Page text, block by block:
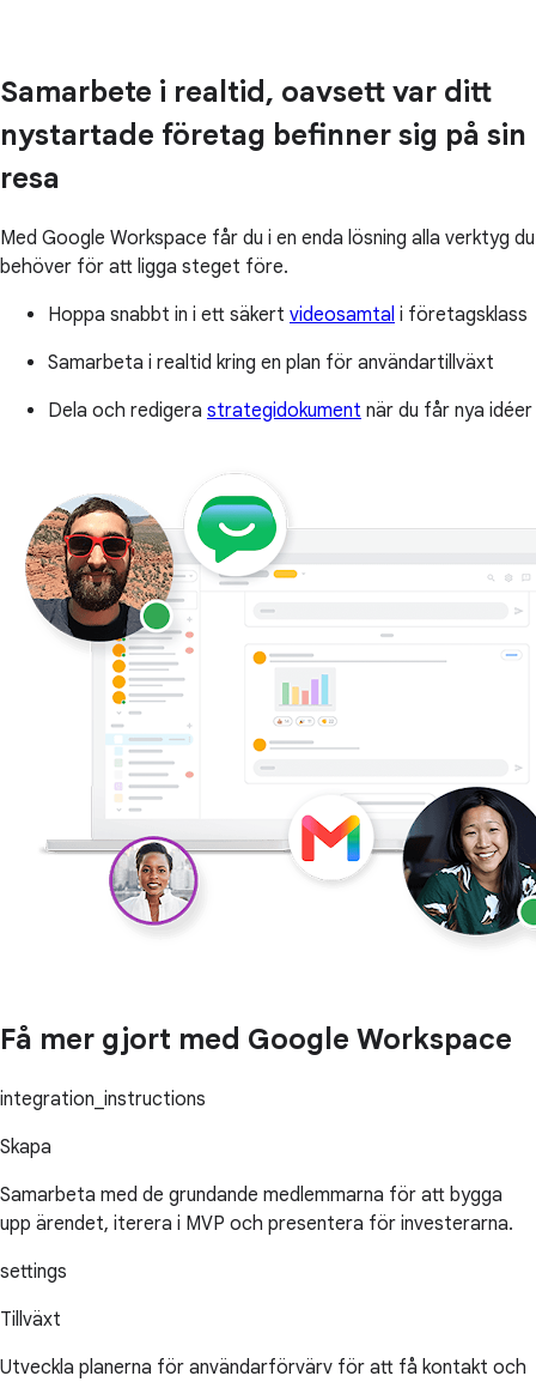
Samarbete i realtid, oavsett var ditt
nystartade företag befinner sig på sin
resa
Med Google Workspace får du i en enda lösning alla verktyg du
behöver för att ligga steget före.
Hoppa snabbt in i ett säkert videosamtal i företagsklass
Samarbeta i realtid kring en plan för användartillväxt
Dela och redigera strategidokument när du får nya idéer
Få mer gjort med Google Workspace
integration_instructions
Skapa
Samarbeta med de grundande medlemmarna för att bygga
upp ärendet, iterera i MVP och presentera för investerarna.
settings
Tillväxt
Utveckla planerna för användarförvärv för att få kontakt och